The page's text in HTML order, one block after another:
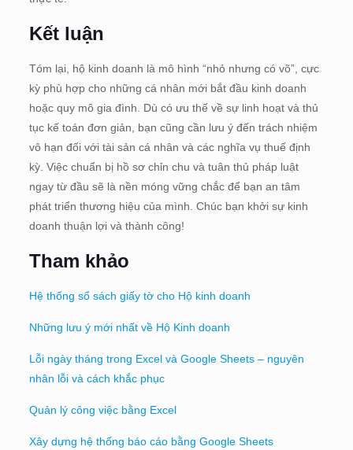
Kết luận
Tóm lại, hộ kinh doanh là mô hình “nhỏ nhưng có võ”, cực
kỳ phù hợp cho những cá nhân mới bắt đầu kinh doanh
hoặc quy mô gia đình. Dù có ưu thế về sự linh hoạt và thủ
tục kế toán đơn giản, bạn cũng cần lưu ý đến trách nhiệm
vô hạn đối với tài sản cá nhân và các nghĩa vụ thuế định
kỳ. Việc chuẩn bị hồ sơ chỉn chu và tuân thủ pháp luật
ngay từ đầu sẽ là nền móng vững chắc để bạn an tâm
phát triển thương hiệu của mình. Chúc bạn khởi sự kinh
doanh thuận lợi và thành công!
Tham khảo
Hệ thống sổ sách giấy tờ cho Hộ kinh doanh
Những lưu ý mới nhất về Hộ Kinh doanh
Lỗi ngày tháng trong Excel và Google Sheets – nguyên
nhân lỗi và cách khắc phục
Quản lý công việc bằng Excel
Xây dựng hệ thống báo cáo bằng Google Sheets